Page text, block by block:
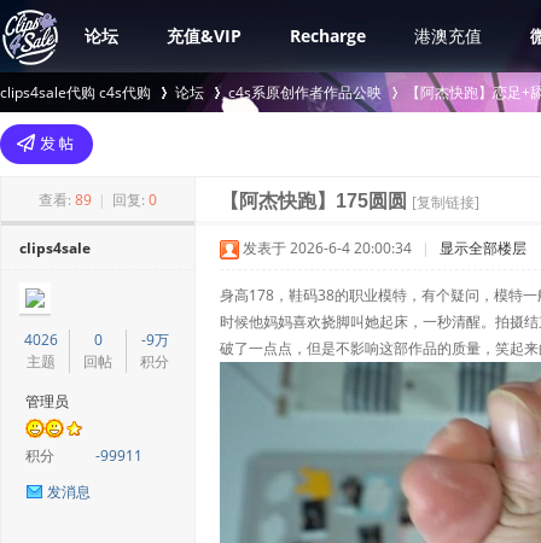
论坛 充值&VIP Recharge 港澳充值
clips4sale代购 c4s代购
>
论坛 c4s系原创作者作品公映
›
【阿杰快跑】恋足+
查看: 89 | 回复: 0 【阿杰快跑】175圆圆 [复制链接]
clips4sale
4026
主题
0
回帖
-9万
积分
管理员
积分
-99911
发消息
发表于 2026-6-4 20:00:34 | 显示全部楼层
身高178，鞋码38的职业模特，有个疑问，模特
时候他妈妈喜欢挠脚叫她起床，一秒清醒。拍摄
破了一点点，但是不影响这部作品的质量，笑起